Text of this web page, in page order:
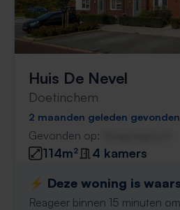
Huis De Nevel
Doetinchem
2 maanden geleden gevonden
Gevonden op:
114m²
4 kamers
⚡️ Deze woning is
Reageer binnen 15 minuten